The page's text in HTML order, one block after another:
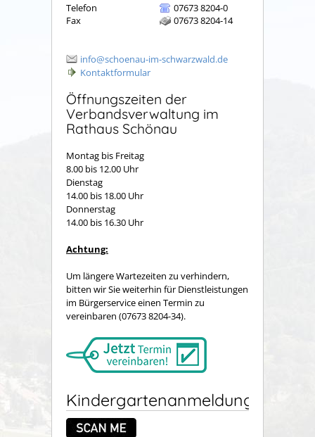
Telefon
07673 8204-0
Fax
07673 8204-14
info@schoenau-im-schwarzwald.de
Kontaktformular
Öffnungszeiten der
Verbandsverwaltung im
Rathaus Schönau
Montag bis Freitag
8.00 bis 12.00 Uhr
Dienstag
14.00 bis 18.00 Uhr
Donnerstag
14.00 bis 16.30 Uhr
Achtung:
Um längere Wartezeiten zu verhindern,
bitten wir Sie weiterhin für Dienstleistungen
im Bürgerservice einen Termin zu
vereinbaren (07673 8204-34).
Kindergartenanmeldung